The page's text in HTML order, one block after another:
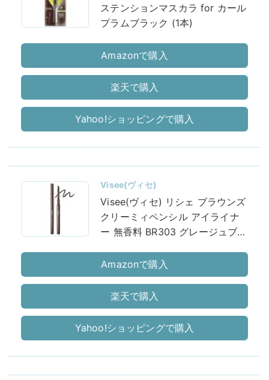
ステンションマスカラ for カール
プラムブラック (1本)
Amazonで購入
楽天で購入
Yahoo!ショッピングで購入
Visee(ヴィセ)
Visee(ヴィセ) リシェ ブラウンズ
クリーミィペンシル アイライナ
ー 無香料 BR303 グレージュブラ
Amazonで購入
楽天で購入
Yahoo!ショッピングで購入